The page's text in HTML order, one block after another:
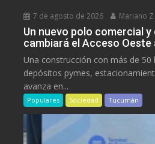
7 de agosto de 2026 Mariano Z
Un nuevo polo comercial
cambiará el Acceso Oeste
Una construcción con más de 50
depósitos pymes,
avanza en...
Populares Sociedad Tucumán